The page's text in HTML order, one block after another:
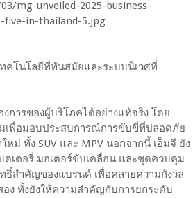
คโนโลยีที่ทันสมัยและระบบนิเวศที่
การของผู้บริโภคได้อย่างแท้จริง โดย
เพื่อมอบประสบการณ์การขับขี่ที่ปลอดภัย
ม่ ทั้ง SUV และ MPV นอกจากนี้ เอ็มจี ยัง
เตอรี่ มอเตอร์ขับเคลื่อน และชุดควบคุม
ธิ์สำคัญของแบรนด์ เพื่อคลายความกังวล
ง ทั้งยังให้ความสำคัญกับการยกระดับ